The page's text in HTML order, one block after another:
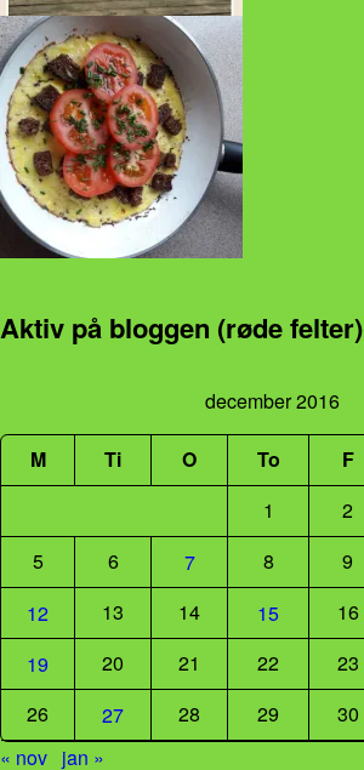
Aktiv på bloggen (røde felter)
december 2016
M Ti O To F
1
2
5
6 7 8 9
12
13 14 15 16
19
20 21 22 23
26
27 28 29 30
« nov jan »